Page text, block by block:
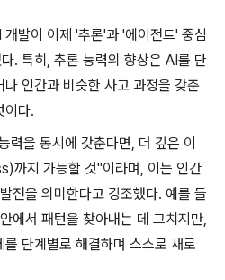
발이 이제 '추론'과 '에이전트' 중심
. 특히, 추론 능력의 향상은 AI를 단
인간과 비슷한 사고 과정을 갖춘
이다.
력을 동시에 갖춘다면, 더 깊은 이
까지 가능할 것"이라며, 이는 인간
전을 의미한다고 강조했다. 예를 들
에서 패턴을 찾아내는 데 그치지만,
단계별로 해결하며 스스로 새로